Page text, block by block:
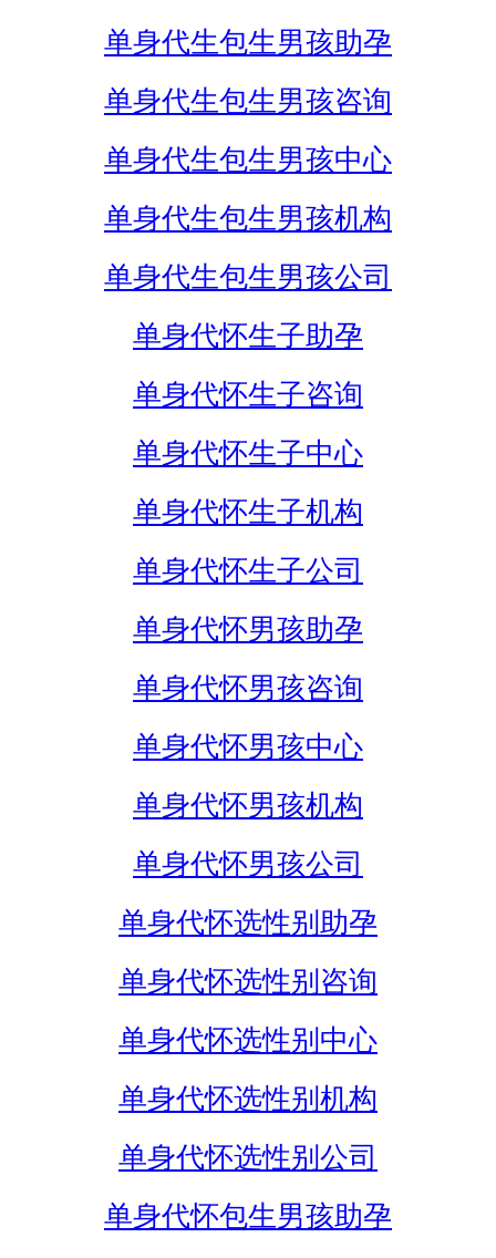
单身代生包生男孩助孕
单身代生包生男孩咨询
单身代生包生男孩中心
单身代生包生男孩机构
单身代生包生男孩公司
单身代怀生子助孕
单身代怀生子咨询
单身代怀生子中心
单身代怀生子机构
单身代怀生子公司
单身代怀男孩助孕
单身代怀男孩咨询
单身代怀男孩中心
单身代怀男孩机构
单身代怀男孩公司
单身代怀选性别助孕
单身代怀选性别咨询
单身代怀选性别中心
单身代怀选性别机构
单身代怀选性别公司
单身代怀包生男孩助孕